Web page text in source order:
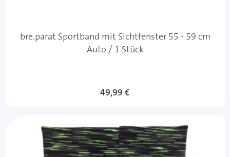
bre.parat Sportband mit Sichtfenster 55 - 59 cm
Auto / 1 Stück
49,99 €